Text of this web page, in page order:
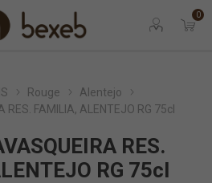
0
Rouge
Alentejo
RES. FAMILIA, ALENTEJO RG 75cl
RES.
RG 75cl